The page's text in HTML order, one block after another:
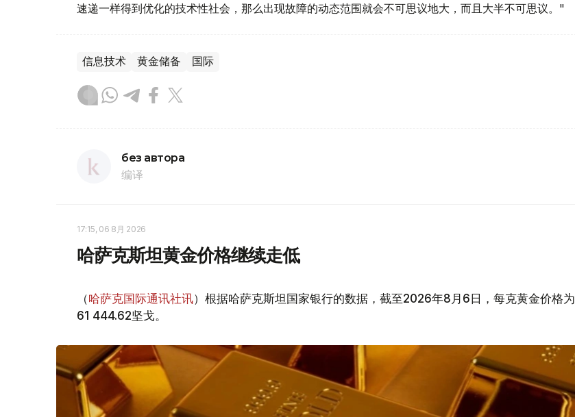
速递一样得到优化的技术性社会，那么出现故障的动态范围就会不可思议地大，而且大半不可思议。"
信息技术 黄金储备 国际
без автора
编译
17:15, 06 8月 2026
哈萨克斯坦黄金价格继续走低
（哈萨克国际通讯社讯）根据哈萨克斯坦国家银行的数据，截至2026年8月6日，每克黄金价格为
61 444.62坚戈。